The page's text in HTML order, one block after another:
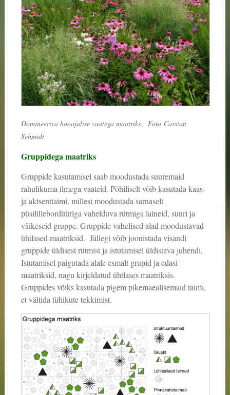
Domineeriva hooajalise vaatega maatriks. Foto Cassian
Schmidt
Gruppidega maatriks
Gruppide kasutamisel saab moodustada suuremaid
rahulikuma ilmega vaateid. Põhiliselt võib kasutada kaas-
ja aktsenttaimi, millest moodustada sarnaselt
püsilillebordüüriga vahelduva rütmiga laineid, suuri ja
väikeseid gruppe. Gruppide vahelised alad moodustavad
ühtlased maatriksid. Jällegi võib joonistada visandi
gruppide üldisest rütmist ja istutamisel üldistava juhendi.
Istutamisel paigutada alale esmalt grupid ja edasi
maatriksid, nagu kirjeldatud ühtlases maatriksis.
Gruppides võiks kasutada pigem pikemaealisemaid taimi,
et vältida tühikute tekkimist.